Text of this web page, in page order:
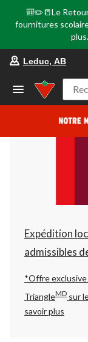
🎒✏️📒Le Retour
fournitures
Leduc, AB
Expédition
admissibles
*Offre exclusive
TriangleMD sur
savoir plus